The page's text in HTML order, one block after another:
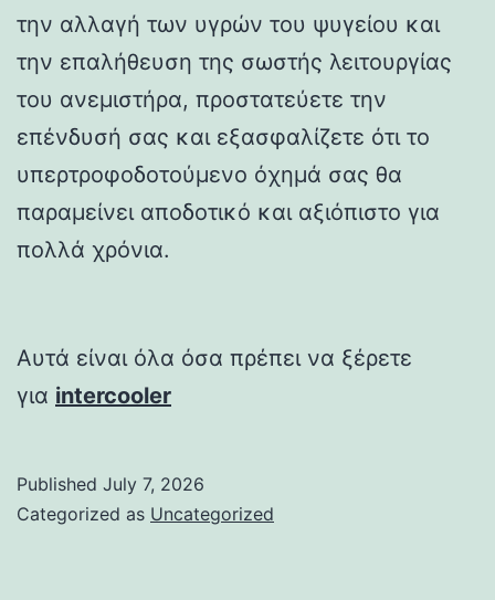
την αλλαγή των υγρών του ψυγείου και
την επαλήθευση της σωστής λειτουργίας
του ανεμιστήρα, προστατεύετε την
επένδυσή σας και εξασφαλίζετε ότι το
υπερτροφοδοτούμενο όχημά σας θα
παραμείνει αποδοτικό και αξιόπιστο για
πολλά χρόνια.
Αυτά είναι όλα όσα πρέπει να ξέρετε
για intercooler
Published July 7, 2026
Categorized as Uncategorized